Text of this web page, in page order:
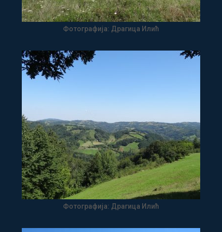
Фотографија: Драгица Илић
Фотографија: Драгица Илић